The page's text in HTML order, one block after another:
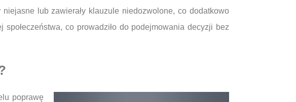
lub zawierały klauzule niedozwolone, co dodatkowo
co prowadziło do podejmowania decyzji bez
poprawę